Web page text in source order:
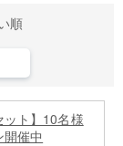
順
ト】10名様
催中